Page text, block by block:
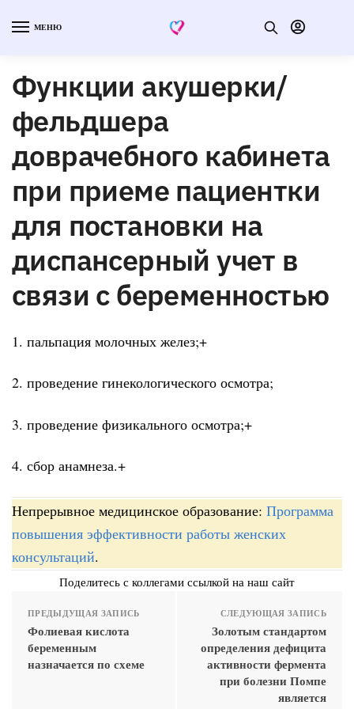
МЕНЮ
Функции акушерки/
фельдшера
доврачебного кабинета
при приеме пациентки
для постановки на
диспансерный учет в
связи с беременностью
1. пальпация молочных желез;+
2. проведение гинекологического осмотра;
3. проведение физикального осмотра;+
4. сбор анамнеза.+
Непрерывное медицинское образование: Программа
повышения эффективности работы женских
консультаций.
Поделитесь с коллегами ссылкой на наш сайт
ПРЕДЫДУЩАЯ ЗАПИСЬ
Фолиевая кислота
беременным
назначается по схеме
СЛЕДУЮЩАЯ ЗАПИСЬ
Золотым стандартом
определения дефицита
активности фермента
при болезни Помпе
является